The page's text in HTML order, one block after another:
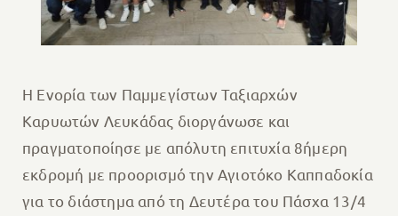
Η Ενορία των Παμμεγίστων Ταξιαρχών
Καρυωτών Λευκάδας διοργάνωσε και
πραγματοποίησε με απόλυτη επιτυχία 8ήμερη
εκδρομή με προορισμό την Αγιοτόκο Καππαδοκία
για το διάστημα από τη Δευτέρα του Πάσχα 13/4